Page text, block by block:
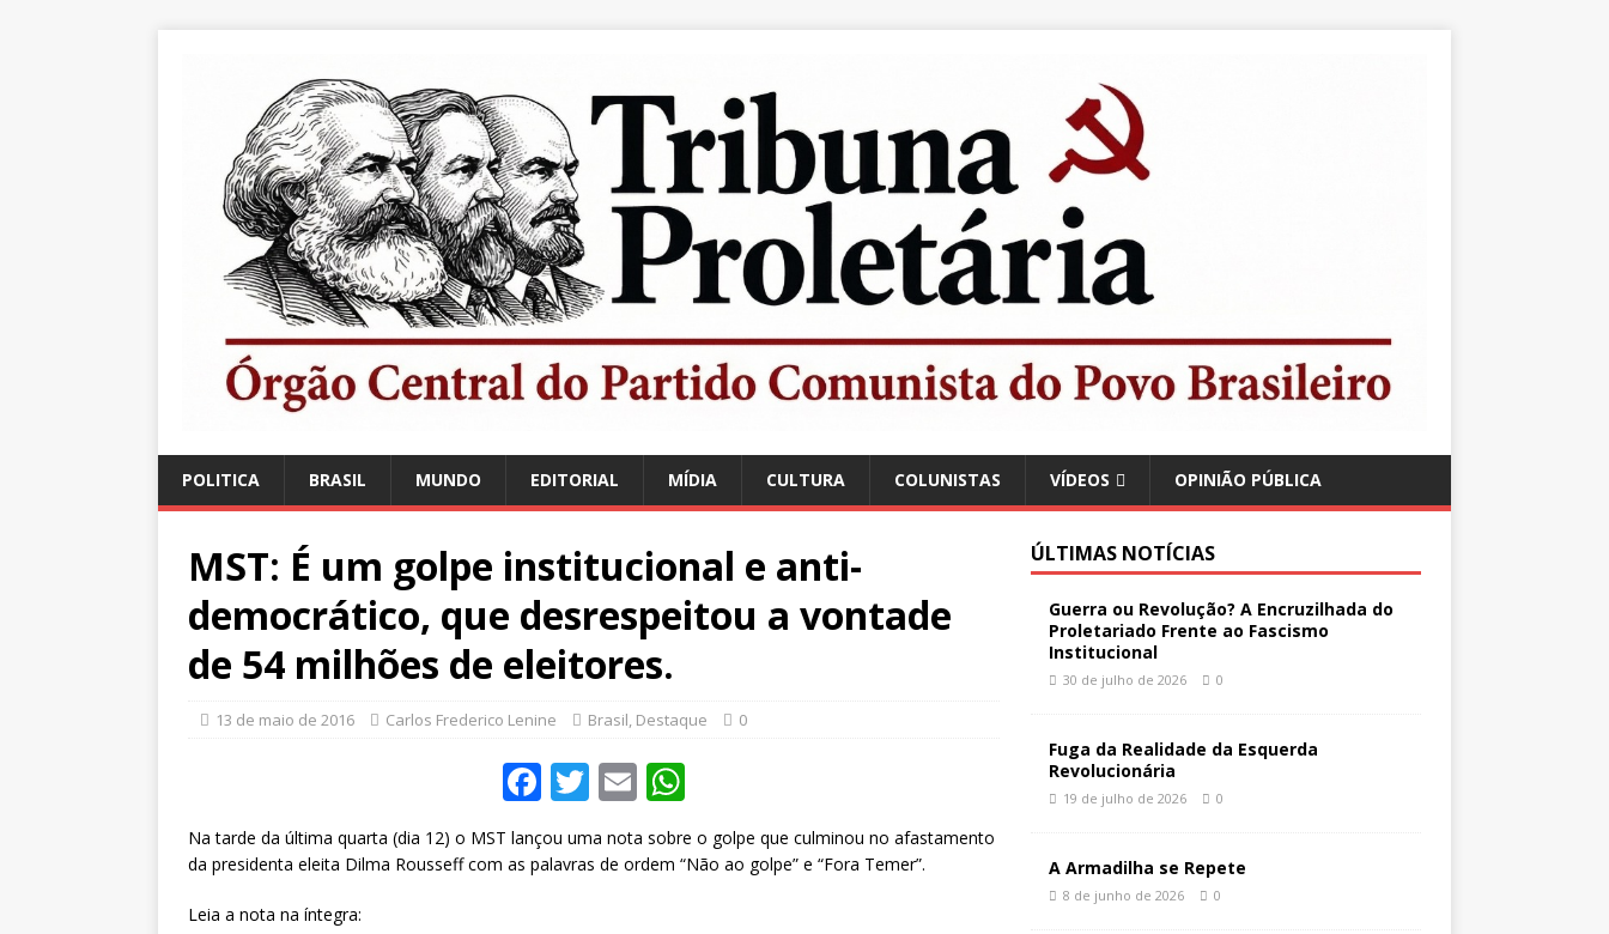
POLITICA BRASIL MUNDO EDITORIAL MÍDIA CULTURA COLUNISTAS VÍDEOS OPINIÃO PÚBLICA
MST: É um golpe institucional e anti-
democrático, que desrespeitou a vontade
de 54 milhões de eleitores.
13 de maio de 2016 Carlos Frederico Lenine Brasil, Destaque 0
F
c
T
it
E
m
ai at
Na tarde da última quarta (dia 12) o MST lançou uma nota sobre o golpe que culminou no afastamento
da presidenta eleita Dilma Rousseff com as palavras de ordem “Não ao golpe” e “Fora Temer”.
Leia a nota na íntegra:
ÚLTIMAS NOTÍCIAS
Guerra ou Revolução? A Encruzilhada do
Proletariado Frente ao Fascismo
Institucional
30 de julho de 2026 0
Fuga da Realidade da Esquerda
Revolucionária
19 de julho de 2026 0
A Armadilha se Repete
8 de junho de 2026 0